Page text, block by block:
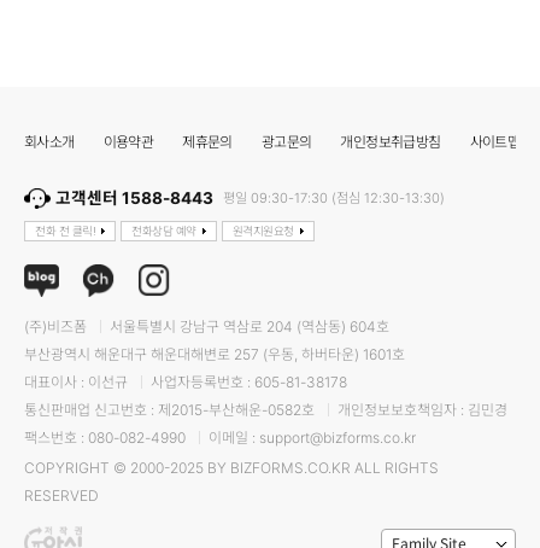
회사소개 이용약관 제휴문의 광고문의 개인정보취급방침 사이트맵
고객센터 1588-8443 평일 09:30-17:30 (점심 12:30-13:30)
전화 전 클릭! 전화상담 예약 원격지원요청
(주)비즈폼
서울특별시 강남구 역삼로 204 (역삼동) 604호
부산광역시 해운대구 해운대해변로 257 (우동, 하버타운) 1601호
대표이사 : 이선규
사업자등록번호 : 605-81-38178
통신판매업 신고번호 : 제2015-부산해운-0582호
개인정보보호책임자 : 김민경
팩스번호 : 080-082-4990
이메일 : support@bizforms.co.kr
COPYRIGHT © 2000-2025 BY BIZFORMS.CO.KR ALL RIGHTS
RESERVED
Family Site